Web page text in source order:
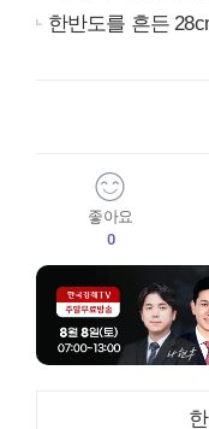
한반도를 흔든
좋아요
0